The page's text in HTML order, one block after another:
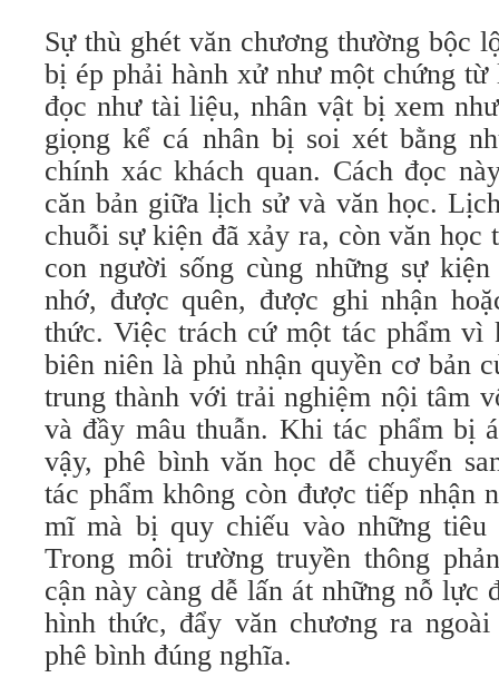
Sự thù ghét văn chương thường bộc
bị ép phải hành xử như một chứng
đọc như tài liệu, nhân vật bị xem
giọng kể cá nhân bị soi xét bằng
chính xác khách quan. Cách đọc
căn bản giữa lịch sử và văn học.
chuỗi sự kiện đã xảy ra, còn văn học
con người sống cùng những sự
nhớ, được quên, được ghi nhận
thức. Việc trách cứ một tác phẩm vì
biên niên là phủ nhận quyền cơ bản
trung thành với trải nghiệm nội tâm
và đầy mâu thuẫn. Khi tác phẩm bị
vậy, phê bình văn học dễ chuyển
tác phẩm không còn được tiếp nhận
mĩ mà bị quy chiếu vào những
Trong môi trường truyền thông
cận này càng dễ lấn át những nỗ lực
hình thức, đẩy văn chương ra
phê bình đúng nghĩa.